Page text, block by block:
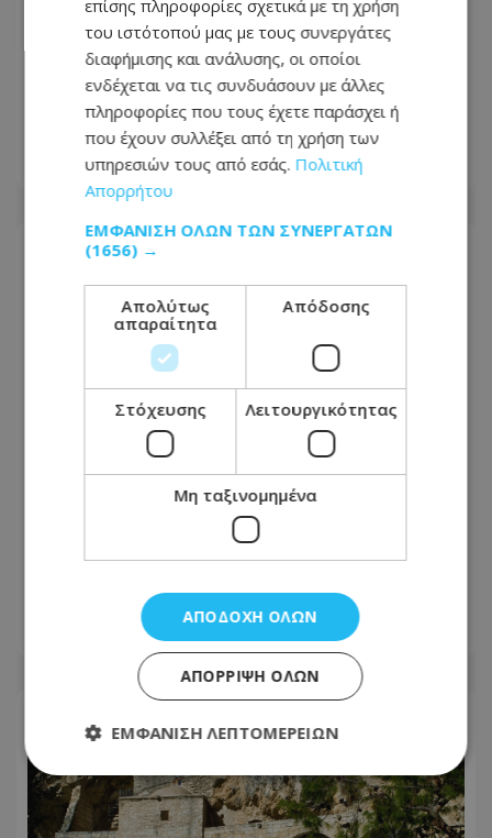
Καύσωνας διαρκείας στην Κύπρο –
Μέχρι την Τετάρτη οι υψηλές
θερμοκρασίες - Πού θα φτάσει ο
υδράργυρος
08.08.2026 - 15:03
Αγνώριστη η Λεωφόρος Τσερίου:
Τέλος η ταλαιπωρία σε μεγάλο τμήμα
της - Οι εικόνες που ανέβασε πολίτης
08.08.2026 - 14:30
επίσης πληροφορίες σχετικά με τη χρήση
του ιστότοπού μας με τους συνεργάτες
διαφήμισης και ανάλυσης, οι οποίοι
ενδέχεται να τις συνδυάσουν με άλλες
πληροφορίες που τους έχετε παράσχει ή
που έχουν συλλέξει από τη χρήση των
υπηρεσιών τους από εσάς. Πολιτική
Απορρήτου
ΕΜΦΆΝΙΣΗ ΌΛΩΝ ΤΩΝ ΣΥΝΕΡΓΑΤΏΝ
(1656) →
Απολύτως
απαραίτητα
Απόδοσης
Στόχευσης Λειτουργικότητας
Μη ταξινομημένα
ΑΠΟΔΟΧΉ ΌΛΩΝ
ΑΠΌΡΡΙΨΗ ΌΛΩΝ
ΕΜΦΆΝΙΣΗ ΛΕΠΤΟΜΕΡΕΙΏΝ
Απολύτως απαραίτητα
Απόδοσης